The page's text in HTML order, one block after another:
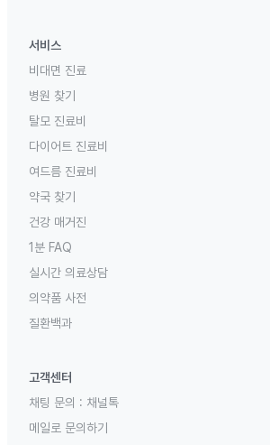
서비스
비대면 진료
병원 찾기
탈모 진료비
다이어트 진료비
여드름 진료비
약국 찾기
건강 매거진
1분 FAQ
실시간 의료상담
의약품 사전
질환백과
고객센터
채팅 문의 : 채널톡
메일로 문의하기